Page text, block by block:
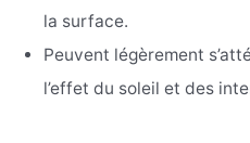
la surface.
Peuvent légèrement
l’effet du soleil et des